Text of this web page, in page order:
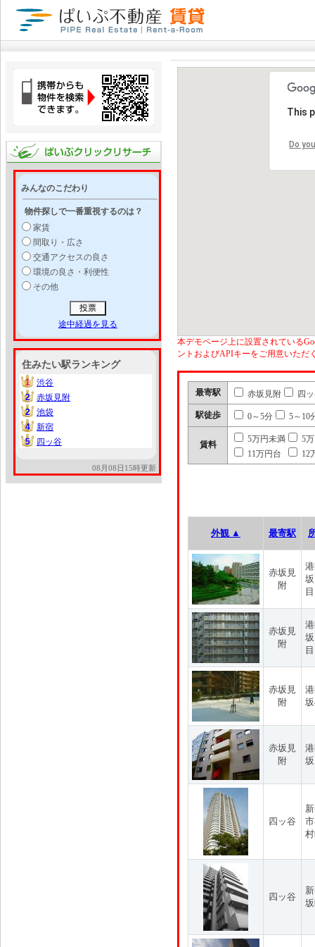
みんなのこだわり
物件探しで一番重視するのは？
家賃
間取り・広さ
交通アクセスの良さ
環境の良さ・利便性
その他
途中経過を見る
住みたい駅ランキング
1
1
渋谷
2
2
赤坂見附
2
2
池袋
4
4
新宿
5
5 四ッ谷
08月08日15時更新
This
Do
本デモページ上に設置されている
ントおよびAPIキーをご用意いただ
最寄駅 赤坂見附 四
駅徒歩 0～5分 5～10
賃料
5万円未満
5
11万円台
12
外観 ▲ 最寄駅
赤坂見
附
目
赤坂見
附
目
赤坂見
附
赤坂見
附
四ッ谷
四ッ谷